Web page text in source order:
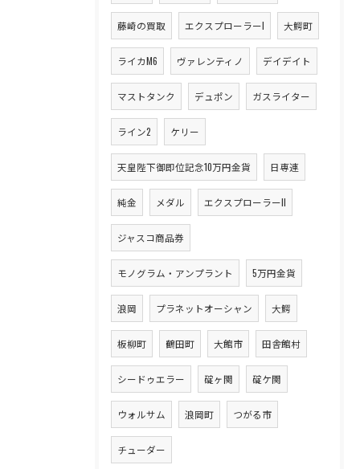
藤崎の買取 エクスプローラーI 大鰐町
ライカM6 ヴァレンティノ デイデイト
マストタンク デュポン ガスライター
ライン2 ケリー
天皇陛下御即位記念10万円金貨 日専連
純金 メダル エクスプローラーII
ジャスコ商品券
モノグラム・アンプラント 5万円金貨
浪岡 プラネットオーシャン 大鰐
板柳町 鶴田町 大館市 田舎館村
シードゥエラー 碇ヶ関 碇ケ関
ウォルサム 浪岡町 つがる市
チューダー